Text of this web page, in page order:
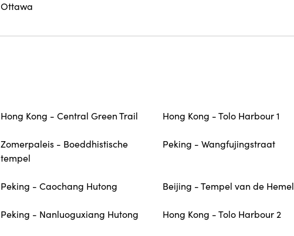
Ottawa
Hong Kong - Central Green Trail Hong Kong - Tolo Harbour 1
Zomerpaleis - Boeddhistische
tempel
Peking - Wangfujingstraat
Peking - Caochang Hutong Beijing - Tempel van de Hemel
Peking - Nanluoguxiang Hutong Hong Kong - Tolo Harbour 2